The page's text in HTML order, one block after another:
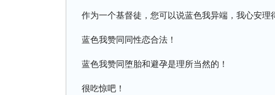
作为一个基督徒，您可以说蓝色我异端，我心安理
蓝色我赞同同性恋合法！
蓝色我赞同堕胎和避孕是理所当然的！
很吃惊吧！